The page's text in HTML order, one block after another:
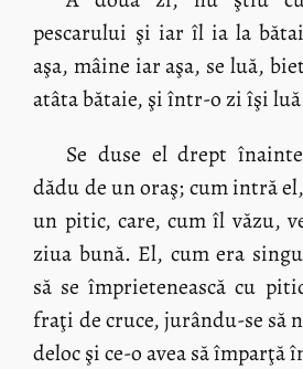
pescarului şi iar îl ia la
aşa, mâine iar aşa, se luă,
atâta bătaie, şi într-o zi îşi
Se duse el drept
dădu de un oraş; cum intră
un pitic, care, cum îl văzu,
ziua bună. El, cum era
să se împrietenească cu
fraţi de cruce, jurându-se să
deloc şi ce-o avea să împarţă